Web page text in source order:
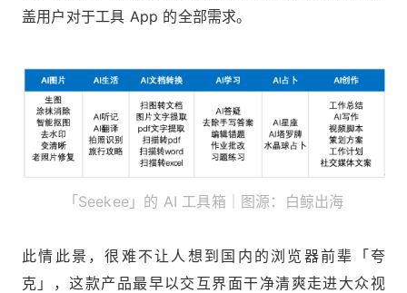
盖用户对于工具 App 的全部需求。
「Seekee」的 AI 工具箱｜图源：白鲸出海
此情此景，很难不让人想到国内的浏览器前辈「夸
克」，这款产品最早以交互界面干净清爽走进大众视